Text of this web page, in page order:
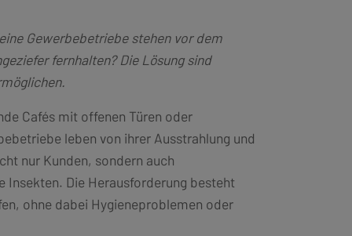
Gewerbebetriebe stehen vor dem
fernhalten? Die Lösung sind
Cafés mit offenen Türen oder
leben von ihrer Ausstrahlung und
nur Kunden, sondern auch
Insekten. Die Herausforderung besteht
ohne dabei Hygieneproblemen oder